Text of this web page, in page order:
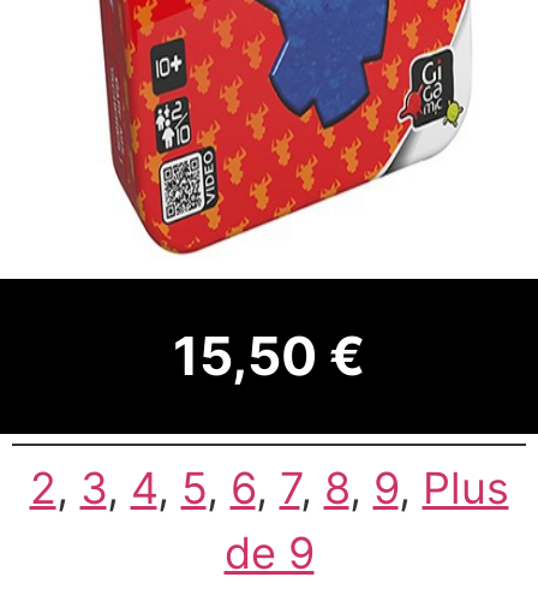
15,50 €
2, 3, 4, 5, 6, 7, 8, 9, Plus
de 9